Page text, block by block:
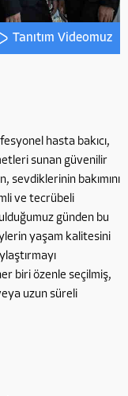
Tanıtım Videomuz
hasta bakıcı,
sunan güvenilir
sevdiklerinin bakımını
ve tecrübeli
günden bu
yaşam kalitesini
biri özenle seçilmiş,
uzun süreli